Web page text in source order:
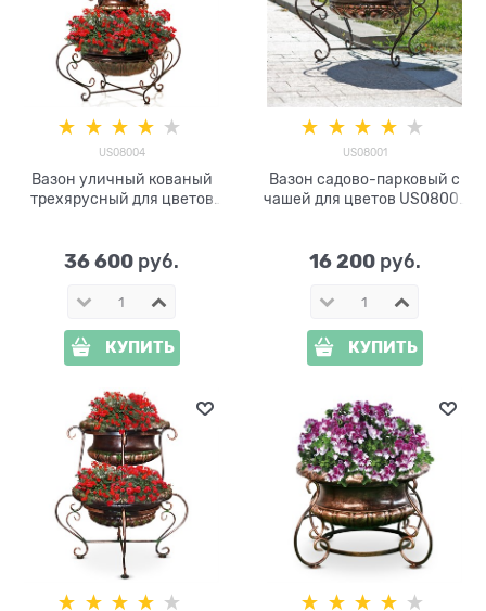
US08004
Вазон уличный кованый
трехярусный для цветов
36 600 руб.
КУПИТЬ
US08001
Вазон садово-парковый с
чашей для цветов US08001
16 200 руб.
КУПИТЬ